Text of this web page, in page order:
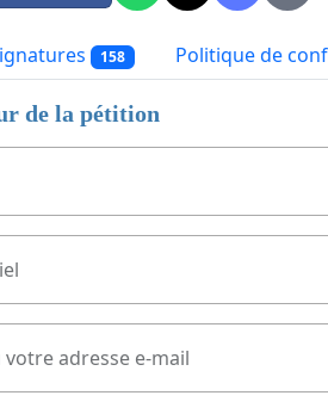
158 Politique de
de la pétition
adresse e-mail